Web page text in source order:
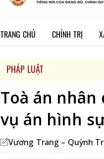
TRANG CHỦ CHÍNH TRỊ
PHÁP LUẬT
Toà án nhân
vụ án hình
Vương Trang – Quỳnh